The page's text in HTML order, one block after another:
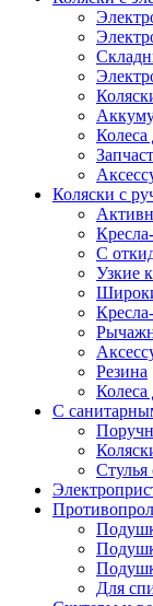
Колеса
Коляски с
С
Узкие
Резина
Колеса
С
Для